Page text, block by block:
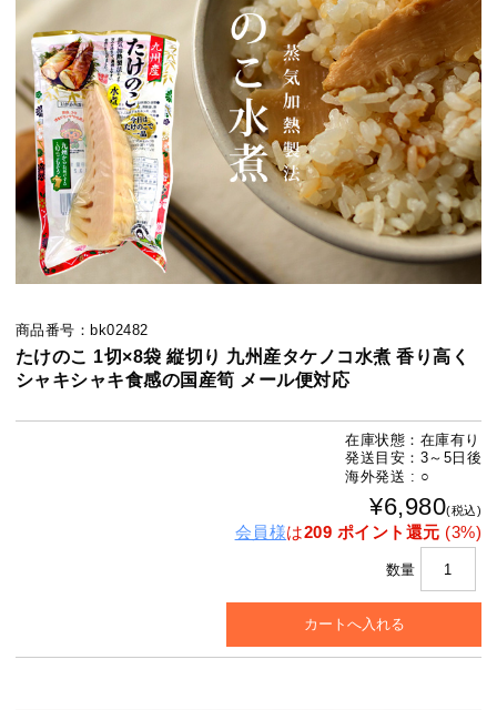
商品番号：bk02482
たけのこ 1切×8袋 縦切り 九州産タケノコ水煮 香り高く
シャキシャキ食感の国産筍 メール便対応
在庫状態：在庫有り
発送目安：3～5日後
海外発送 : ○
¥6,980(税込)
会員様は209 ポイント還元 (3%)
数量